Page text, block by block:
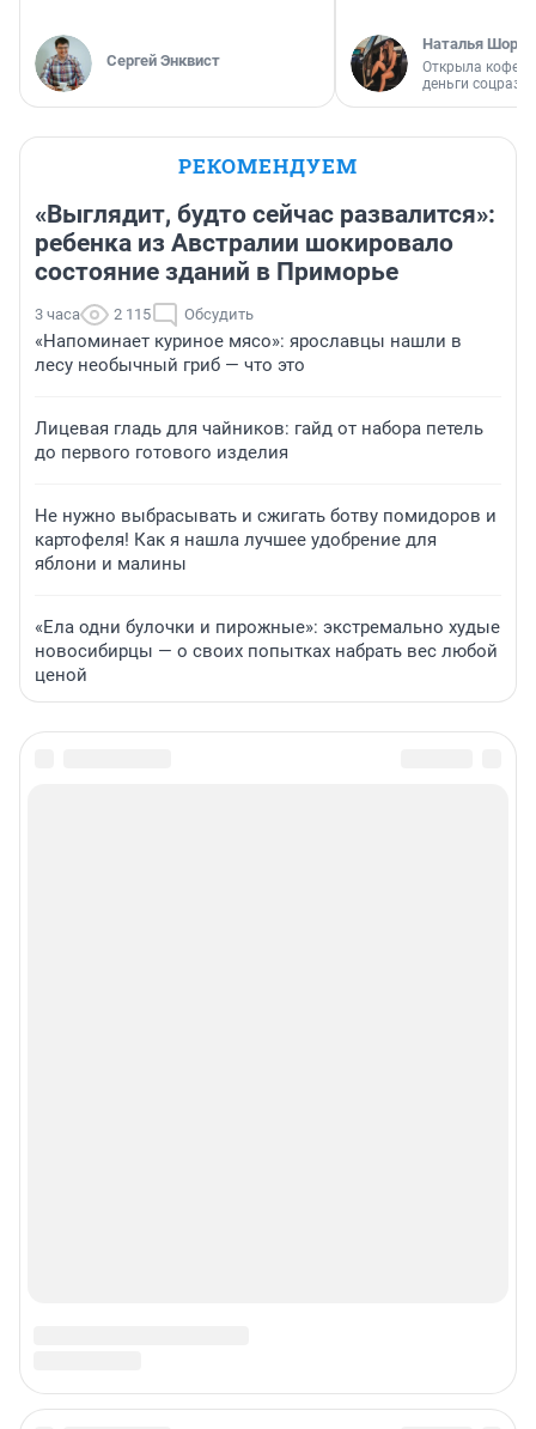
Сергей Энквист
Наталья
Открыла
деньги
РЕКОМЕНДУЕМ
«Выглядит, будто сейчас развалится»:
ребенка из Австралии шокировало
состояние зданий в Приморье
3 часа 2 115 Обсудить
«Напоминает куриное мясо»: ярославцы нашли в
лесу необычный гриб — что это
Лицевая гладь для чайников: гайд от набора петель
до первого готового изделия
Не нужно выбрасывать и сжигать ботву помидоров и
картофеля! Как я нашла лучшее удобрение для
яблони и малины
«Ела одни булочки и пирожные»: экстремально худые
новосибирцы — о своих попытках набрать вес любой
ценой